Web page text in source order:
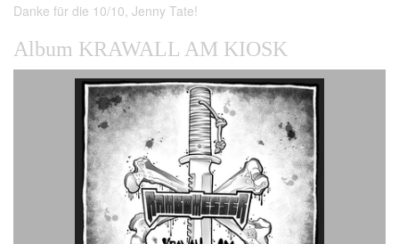
Danke für die 10/10, Jenny Tate!
Album KRAWALL AM KIOSK